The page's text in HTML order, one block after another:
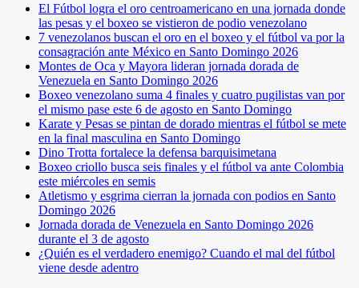
El Fútbol logra el oro centroamericano en una jornada donde
las pesas y el boxeo se vistieron de podio venezolano
7 venezolanos buscan el oro en el boxeo y el fútbol va por la
consagración ante México en Santo Domingo 2026
Montes de Oca y Mayora lideran jornada dorada de
Venezuela en Santo Domingo 2026
Boxeo venezolano suma 4 finales y cuatro pugilistas van por
el mismo pase este 6 de agosto en Santo Domingo
Karate y Pesas se pintan de dorado mientras el fútbol se mete
en la final masculina en Santo Domingo
Dino Trotta fortalece la defensa barquisimetana
Boxeo criollo busca seis finales y el fútbol va ante Colombia
este miércoles en semis
Atletismo y esgrima cierran la jornada con podios en Santo
Domingo 2026
Jornada dorada de Venezuela en Santo Domingo 2026
durante el 3 de agosto
¿Quién es el verdadero enemigo? Cuando el mal del fútbol
viene desde adentro